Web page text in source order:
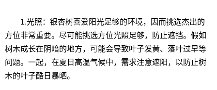
1.光照：银杏树喜爱阳光足够的环境，因而挑选杰出的
方位非常重要。尽可能挑选方位光照足够，防止遮挡。假如
树木成长在阴暗的地方，可能会导致叶子发黄、落叶过早等
问题。一起，在夏日高温气候中，需求注意遮阳，以防止树
木的叶子酷日暴晒。